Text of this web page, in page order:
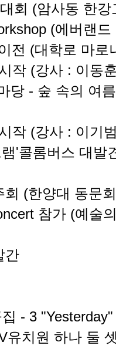
회 (암사동 한강
(에버랜
전 (대학로 마
작 (강사 : 이동
당 - 숲 속의 여
작 (강사 : 이기
'콜롬버스 대발
(한양대 동문
참가 (예술
간
- 3
유치원 하나 둘